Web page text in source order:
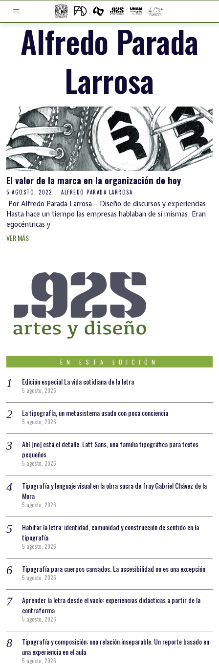
Alfredo Parada
Larrosa
El valor de la marca en la organización de hoy
5 AGOSTO, 2022 ALFREDO PARADA LARROSA
Por Alfredo Parada Larrosa.– Diseño de discursos y experiencias
Hasta hace un tiempo las empresas hablaban de sí mismas. Eran
egocéntricas y
VER MÁS
EN ESTA EDICIÓN
Edición especial La vida cotidiana de la letra
5 agosto, 2026
La tipografía, un metasistema usado con poca conciencia
5 agosto, 2026
Ahí [no] está el detalle. Latt Sans, una familia tipográfica para textos
pequeños
5 agosto, 2026
Tipografía y lenguaje visual en la obra sacra de fray Gabriel Chávez de la
Mora
5 agosto, 2026
Habitar la letra: identidad, comunidad y construcción de sentido en la
tipografía
5 agosto, 2026
Tipografía para cuerpos cansados. La accesibilidad no es una excepción
5 agosto, 2026
Aprender la letra desde el vacío: experiencias didácticas a partir de la
contraforma
5 agosto, 2026
Tipografía y composición: una relación inseparable. Un reporte basado en
una experiencia en el aula
5 agosto, 2026